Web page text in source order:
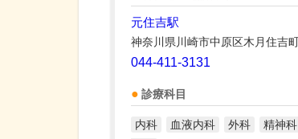
元住吉駅
神奈川県川崎市中原区木月住吉
044-411-3131
診療科目
内科 血液内科 外科 精神科